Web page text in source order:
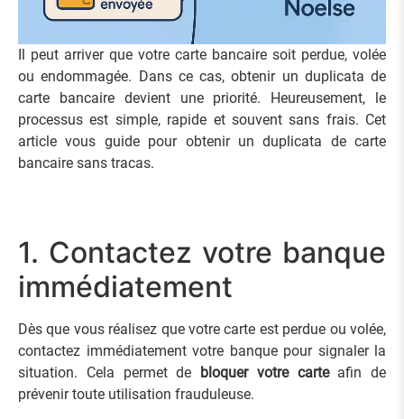
Il peut arriver que votre carte bancaire soit perdue, volée
ou endommagée. Dans ce cas, obtenir un duplicata de
carte bancaire devient une priorité. Heureusement, le
processus est simple, rapide et souvent sans frais. Cet
article vous guide pour obtenir un duplicata de carte
bancaire sans tracas.
1. Contactez votre banque
immédiatement
Dès que vous réalisez que votre carte est perdue ou volée,
contactez immédiatement votre banque pour signaler la
situation. Cela permet de
bloquer votre carteafin de
prévenir toute utilisation frauduleuse.